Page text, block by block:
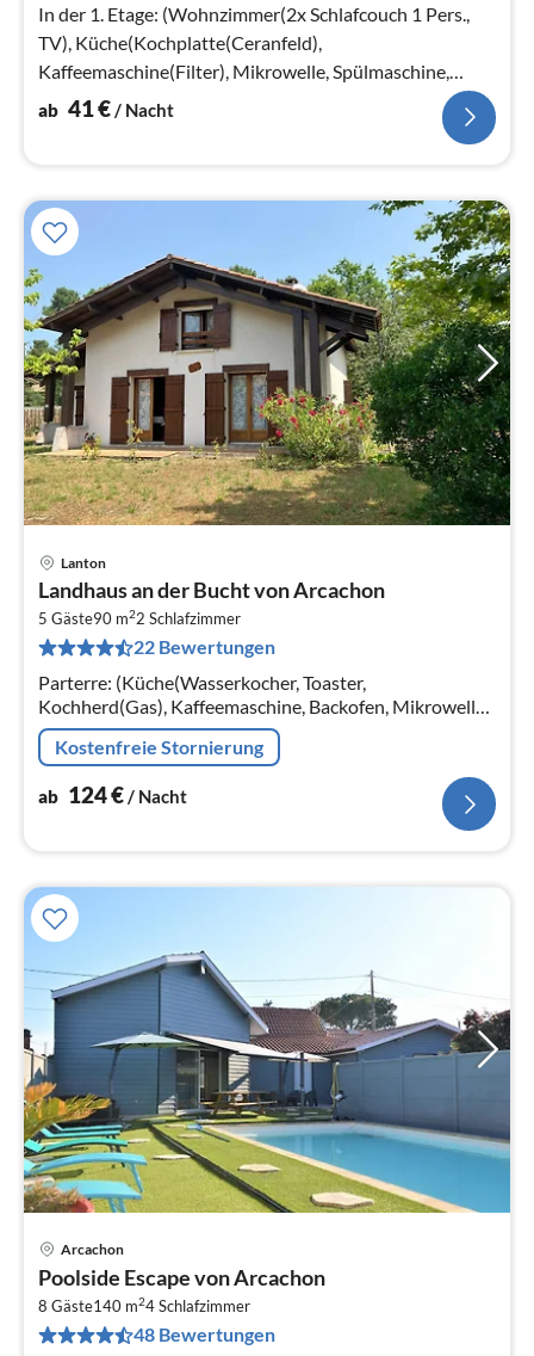
In der 1. Etage: (Wohnzimmer(2x Schlafcouch 1 Pers.,
TV), Küche(Kochplatte(Ceranfeld),
Kaffeemaschine(Filter), Mikrowelle, Spülmaschine,
Kühlschrank)
ab 41€/ Nacht
Lanton
Landhaus an der Bucht von Arcachon
5 Gäste90 m22 Schlafzimmer
22 Bewertungen
Parterre: (Küche(Wasserkocher, Toaster,
Kochherd(Gas), Kaffeemaschine, Backofen, Mikrowelle,
Kühlschrank), Wohn/Esszimmer(Doppelschlafcouch,
TV)Kostenfreie Stornierung
ab 124€/ Nacht
Arcachon
Poolside Escape von Arcachon
8 Gäste140 m24Schlafzimmer
48 Bewertungen